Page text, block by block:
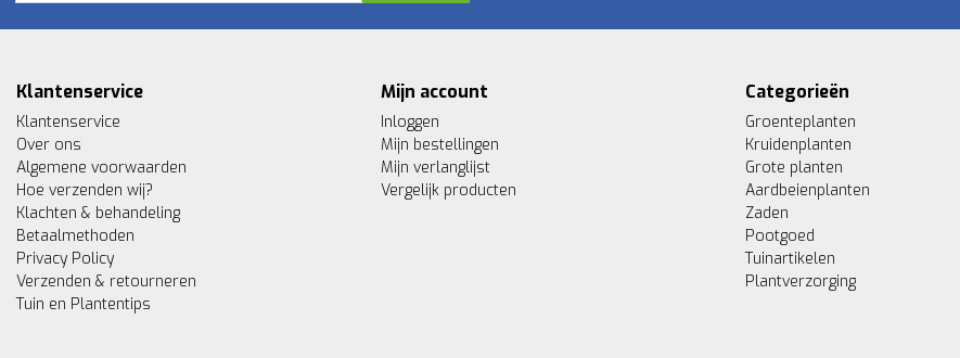
Klantenservice
Klantenservice
Over ons
Algemene voorwaarden
Hoe verzenden wij?
Klachten & behandeling
Betaalmethoden
Privacy Policy
Verzenden & retourneren
Tuin en Plantentips
Mijn account
Inloggen
Mijn bestellingen
Mijn verlanglijst
Vergelijk producten
Categorieën
Groenteplanten
Kruidenplanten
Grote planten
Aardbeienplanten
Zaden
Pootgoed
Tuinartikelen
Plantverzorging